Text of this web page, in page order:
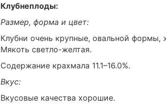
Клубнеплоды:
Размер, форма и цвет:
Клубни очень крупные, овальной формы,
Мякоть светло-желтая.
Содержание крахмала 11.1–16.0%.
Вкус:
Вкусовые качества хорошие.